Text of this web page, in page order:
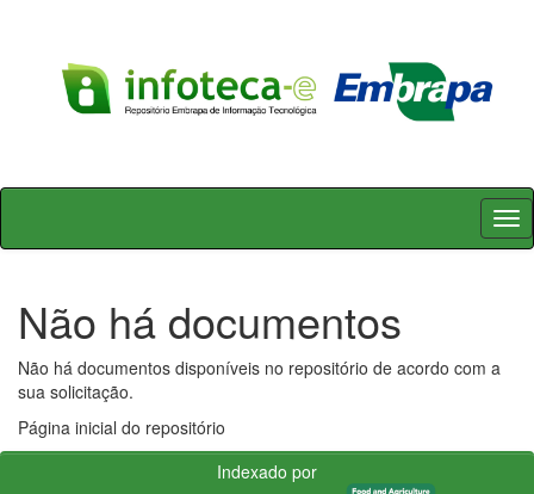
Skip
Não há documentos
Não há documentos disponíveis no repositório de acordo com a
sua solicitação.
Página inicial do repositório
Indexado por